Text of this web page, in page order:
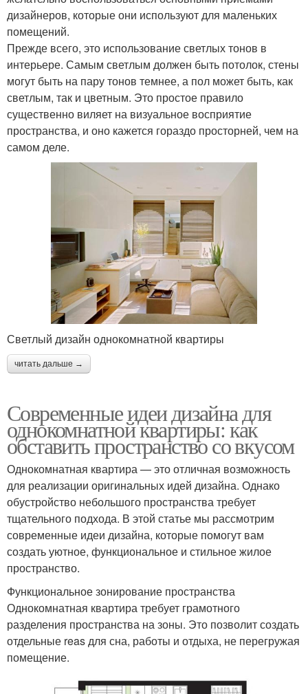
дизайнеров, которые они используют для маленьких
помещений.
Прежде всего, это использование светлых тонов в
интерьере. Самым светлым должен быть потолок, стены
могут быть на пару тонов темнее, а пол может быть, как
светлым, так и цветным. Это простое правило
существенно виляет на визуальное восприятие
пространства, и оно кажется гораздо просторней, чем на
самом деле.
Светлый дизайн однокомнатной квартиры
читать дальше →
Современные идеи дизайна для
однокомнатной квартиры: как
обставить пространство со вкусом
Однокомнатная квартира — это отличная возможность
для реализации оригинальных идей дизайна. Однако
обустройство небольшого пространства требует
тщательного подхода. В этой статье мы рассмотрим
современные идеи дизайна, которые помогут вам
создать уютное, функциональное и стильное жилое
пространство.
Функциональное зонирование пространства
Однокомнатная квартира требует грамотного
разделения пространства на зоны. Это позволит создать
отдельные reas для сна, работы и отдыха, не перегружая
помещение.